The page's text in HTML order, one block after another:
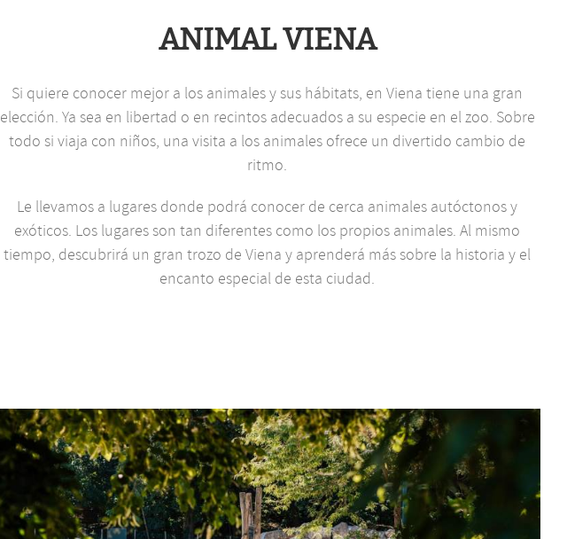
ANIMAL VIENA
Si quiere conocer mejor a los animales y sus hábitats, en Viena tiene una gran
elección. Ya sea en libertad o en recintos adecuados a su especie en el zoo. Sobre
todo si viaja con niños, una visita a los animales ofrece un divertido cambio de
ritmo.
Le llevamos a lugares donde podrá conocer de cerca animales autóctonos y
exóticos. Los lugares son tan diferentes como los propios animales. Al mismo
tiempo, descubrirá un gran trozo de Viena y aprenderá más sobre la historia y el
encanto especial de esta ciudad.